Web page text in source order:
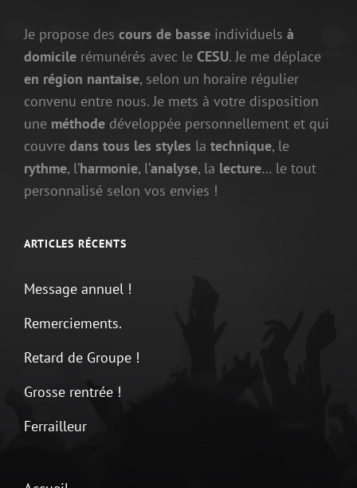
Je propose des cours de basse individuels à
domicile rémunérés avec le CESU. Je me déplace
en région nantaise, selon un horaire régulier
convenu entre nous. Je mets à votre disposition
une méthode développée personnellement et qui
couvre dans tous les styles la technique, le
rythme, l’harmonie, l’analyse, la lecture… le tout
personnalisé selon vos envies !
ARTICLES RÉCENTS
Message annuel !
Remerciements.
Retard de Groupe !
Grosse rentrée !
Ferrailleur